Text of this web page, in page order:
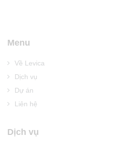
Menu
Về Levica
Dịch vụ
Dự án
Liên hệ
Dịch vụ